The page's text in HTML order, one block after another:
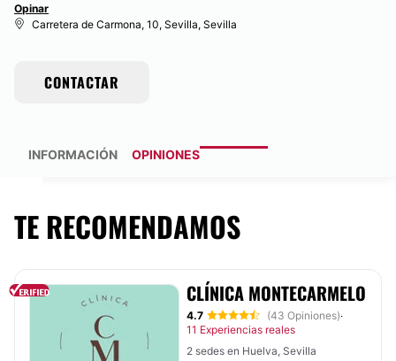
Opinar
Carretera de Carmona, 10, Sevilla, Sevilla
CONTACTAR
INFORMACIÓN OPINIONES
TE RECOMENDAMOS
CLÍNICA MONTECARMELO
4.7 (43 Opiniones)·
11 Experiencias reales
2 sedes en Huelva, Sevilla